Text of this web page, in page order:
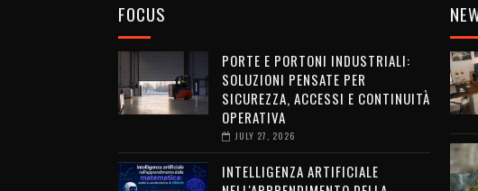
FOCUS
PORTE E PORTONI INDUSTRIALI:
SOLUZIONI PENSATE PER
SICUREZZA, ACCESSI E CONTINUITÀ
OPERATIVA
JULY 27, 2026
INTELLIGENZA ARTIFICIALE